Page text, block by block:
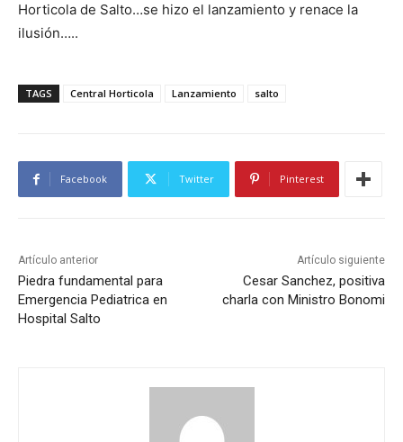
Horticola de Salto…se hizo el lanzamiento y renace la
ilusión…..
TAGS Central Horticola Lanzamiento salto
Facebook Twitter Pinterest
Artículo anterior
Piedra fundamental para
Emergencia Pediatrica en
Hospital Salto
Artículo siguiente
Cesar Sanchez, positiva
charla con Ministro Bonomi